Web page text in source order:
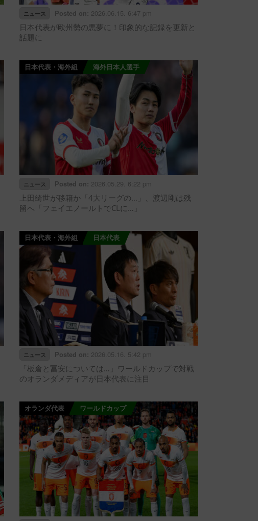
ニュース Posted on: 2026.06.15. 6:47 pm
日本代表が欧州勢の悪夢に！印象的な記録を更新と
話題に
日本代表・海外組 海外日本人選手
ニュース Posted on: 2026.05.29. 6:22 pm
上田綺世が移籍か「4大リーグの…」、渡辺剛は残
留へ「フェイエノールトでCLに…」
日本代表・海外組 日本代表
ニュース Posted on: 2026.05.16. 5:42 pm
「板倉と冨安については…」ワールドカップで対戦
のオランダメディアが日本代表に注目
オランダ代表 ワールドカップ